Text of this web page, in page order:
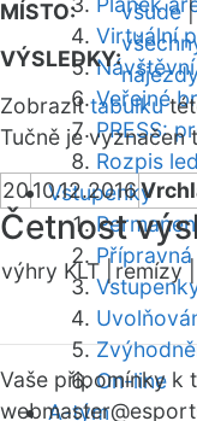
Virtuální
Veřejné
PRESS:
Rozpis
Vstupenky
Přípravná
On-line
A-tým
MÍSTO:
všude
VÝSLEDKY:
nájezdy
Zobrazittabulku
Tučně je vyznačen
2010.12.2016
Četnost
výhry KLT |remízy |
Vaše připomínky k
webmaster